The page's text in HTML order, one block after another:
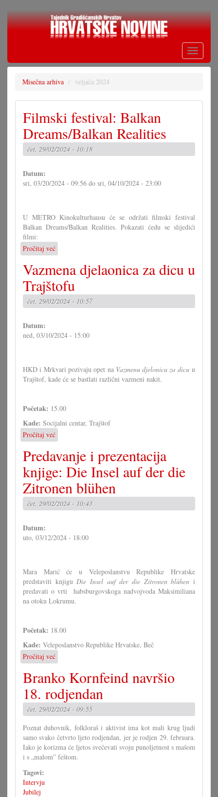
Skoči
Toggle
Misečna arhiva veljača 2024
Filmski festival: Balkan
Dreams/Balkan Realities
čet, 29/02/2024 - 10:18
Datum:
sri, 03/20/2024 - 09:56 do sri, 04/10/2024 - 23:00
U METRO Kinokulturhausu će se održati filmski festival
Balkan Dreams/Balkan Realities. Pokazati ćedu se slijedići
filmi:
Pročitaj već
Filmski
festival:
Balkan
Dreams/Balkan
Realities
Vazmena djelaonica za dicu u
Trajštofu
čet, 29/02/2024 - 10:57
Datum:
ned, 03/10/2024 - 15:00
HKD i Mrkvari pozivaju opet na Vazmenu djelonicu za dicuu
Trajštof, kade će se bastlati različni vazmeni nakit.
Početak: 15.00
Kade: Socijalni centar, Trajštof
Pročitaj već
Vazmena
djelaonica
za
dicu
Trajštofu
Predavanje i prezentacija
knjige: Die Insel auf der die
Zitronen blühen
čet, 29/02/2024 - 10:43
Datum:
uto, 03/12/2024 - 18:00
Mara Marić će u Veleposlanstvu Republike Hrvatske
predstaviti knjiguDie Insel auf der die Zitronen blühen i
predavati o vrti habsburgovskoga nadvojvoda Maksimiliana
na otoku Lokrumu.
Početak: 18.00
Kade: Veleposlanstvo Republike Hrvatske, Beč
Pročitaj već
Predavanje
i
prezentacija
knjige:
Die
Insel
auf
der
die
Zitronen
Branko Kornfeind navršio
18. rodjendan
čet, 29/02/2024 - 09:55
Poznat duhovnik, folkloraš i aktivist ima kot mali krug ljudi
samo svako četvrto ljeto rodjendan, jer je rodjen 29. februara.
Iako je korizma će ljetos svečevati svoju punoljetnost s mašom
i s „malom” feštom.
Tagovi:
Intervju
Jubilej